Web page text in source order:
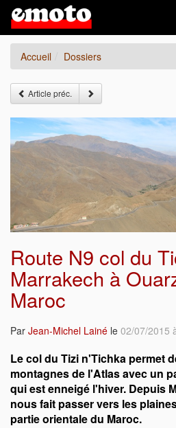
Accueil Dossiers
Article préc.
Route N9 col du
Marrakech à
Maroc
Par Jean-Michel Lainé le 02/07/2015
Le col du Tizi n'Tichka permet
montagnes de l'Atlas avec un
qui est enneigé l'hiver. Depuis
nous fait passer vers les
partie orientale du Maroc.